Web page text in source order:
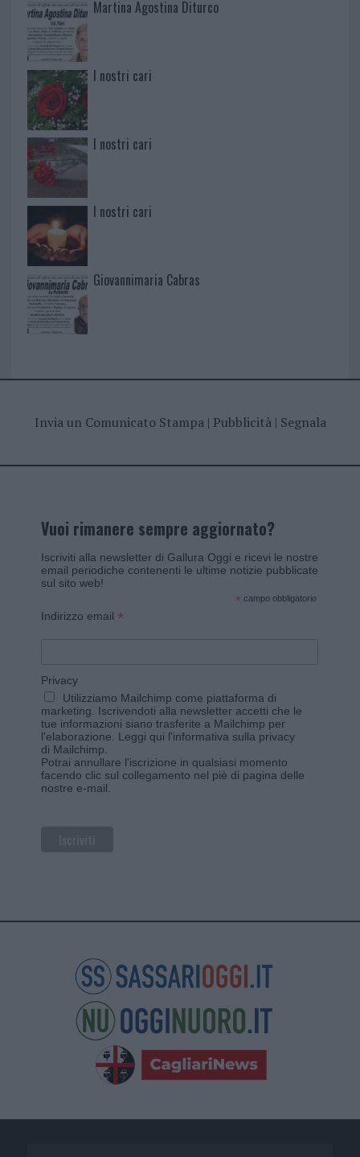
Martina Agostina Diturco
I nostri cari
I nostri cari
I nostri cari
Giovannimaria Cabras
Invia un Comunicato Stampa| Pubblicità| Segnala
Vuoi rimanere sempre aggiornato?
Iscriviti alla newsletter di Gallura Oggi e ricevi le nostre
email periodiche contenenti le ultime notizie pubblicate
sul sito web!
* campo obbligatorio
Indirizzo email *
Privacy
Utilizziamo Mailchimp come piattaforma di
marketing. Iscrivendoti alla newsletter accetti che le
tue informazioni siano trasferite a Mailchimp per
l'elaborazione. Leggi qui l'informativa sulla privacy
di Mailchimp
Potrai annullare l'iscrizione in qualsiasi momento
facendo clic sul collegamento nel piè di pagina delle
nostre e-mail.